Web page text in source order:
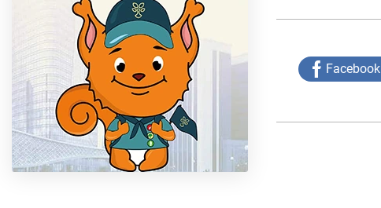
Facebook